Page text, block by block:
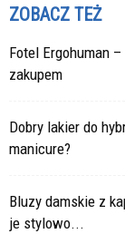
ZOBACZ TEŻ
Fotel Ergohuman
zakupem
Dobry lakier do
manicure?
Bluzy damskie z
je stylowo...